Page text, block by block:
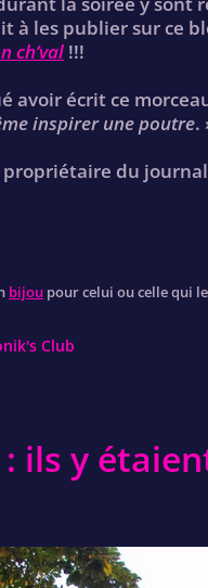
à les publier sur ce
ch’val !!!
avoir écrit ce
inspirer une poutre.
du journal
bijou pour celui ou celle qui
Club
: ils y